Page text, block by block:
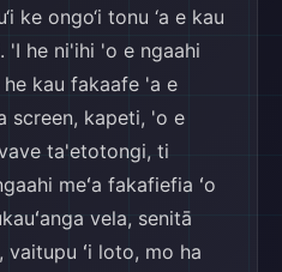
ke ongo‘i tonu ‘a e kau
'I he ni'ihi 'o e ngaahi
kau fakaafe 'a e
screen, kapeti, 'o e
ta'etotongi, ti
meʻa fakafiefia ʻo
vela, senitā
vaitupu ʻi loto, mo ha